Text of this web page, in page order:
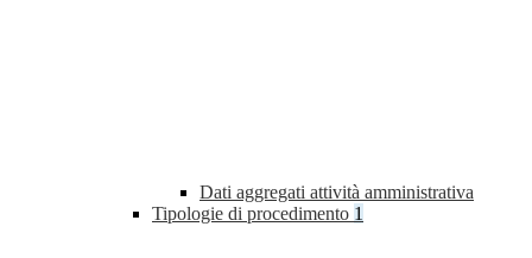
Dati aggregati attività amministrativa
Tipologie di procedimento 1